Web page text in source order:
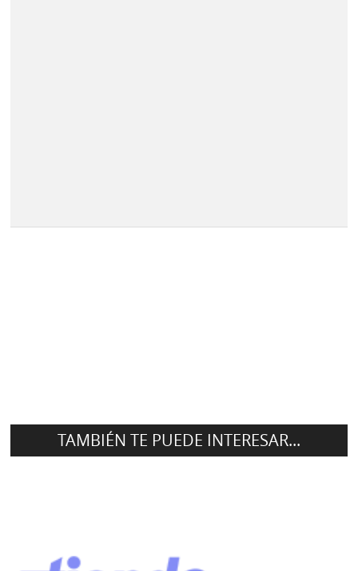
TAMBIÉN TE PUEDE INTERESAR...